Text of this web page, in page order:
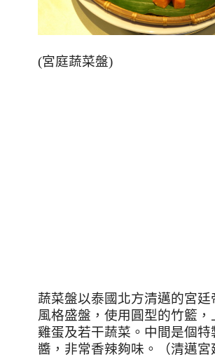
(宮庭蔬菜盤)
蔬菜盤以泰國北方清邁的宮廷
風格盛盤，使用圓型的竹籃，
雞蛋及若干蔬菜。中間是個特
醬，非常香辣夠味。（清邁宮